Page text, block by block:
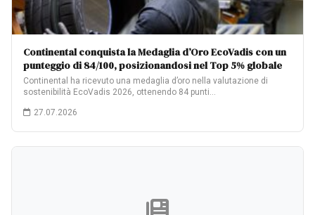
Continental conquista la Medaglia d’Oro EcoVadis con un
punteggio di 84/100, posizionandosi nel Top 5% globale
Continental ha ricevuto una medaglia d’oro nella valutazione di
sostenibilità EcoVadis 2026, ottenendo 84 punti…
27.07.2026